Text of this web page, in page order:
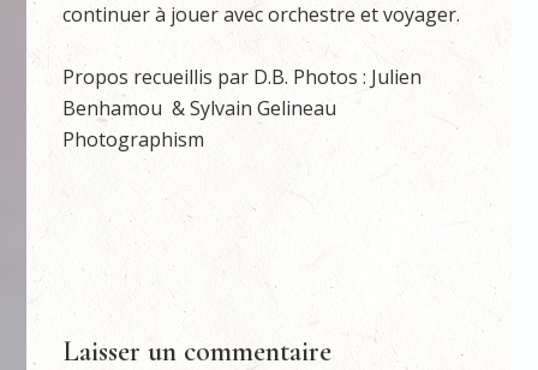
continuer à jouer avec orchestre et voyager.
Propos recueillis par D.B. Photos : Julien
Benhamou & Sylvain Gelineau
Photographism
Laisser un commentaire